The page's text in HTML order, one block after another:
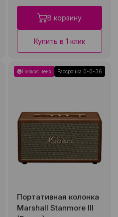
В корзину
Купить в 1 клик
Низкая цена Рассрочка 0-0-36
Портативная колонка
Marshall Stanmore III